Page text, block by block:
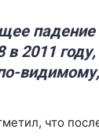
2011
что